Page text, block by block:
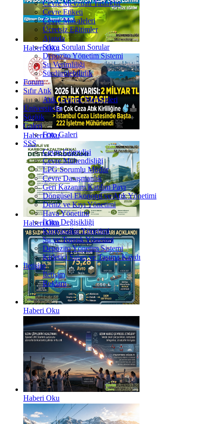
Haberi Oku
Haberi Oku
Haberi Oku
Haberi Oku
Haberi Oku
Çevre Mevzuatı Taslaklar
Çevre Etiketi
Çevre Makaleleri
Ücretsiz Eğitimler
Ajanda
Sıkça Sorulan Sorular
Depozito Yönetim Sistemi
Su Verimliliği
Sürdürülebilirlik
Forum
Sıfır Atık
Atık Getirme Merkezleri
Üniversiteler
Sözlük
Galeri
Foto Galeri
SSS
Çevre Görevlisi
Çevre Mühendisliği
LPG Sorumlu Müdür
Çevre Danışmanlık
Geri Kazanım Katılım Payı
Döngüsel Ekonomi ve Atık Yönetimi
Deniz ve Kıyı Yönetimi
Hava Yönetimi
İklim Değişikliği
Kimyasallar Yönetimi
Su ve Toprak Yönetimi
Depozito Yönetim Sistemi
Kirletici Salım ve Taşıma Kaydı
İletişim
İletişim
Reklam